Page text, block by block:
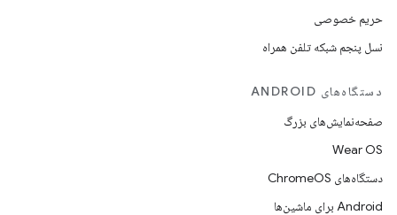
حریم خصوصی
نسل پنجم شبکه تلفن همراه
دستگاه‌های ANDROID
صفحه‌نمایش‌های بزرگ
Wear OS
دستگاه‌های ChromeOS
Android برای ماشین‌ها